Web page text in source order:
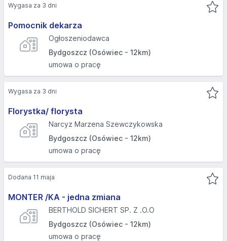
Pomocnik dekarza
Ogłoszeniodawca
Bydgoszcz (Osówiec - 12km)
umowa o pracę
Wygasa za 3 dni
Florystka/ florysta
Narcyz Marzena Szewczykowska
Bydgoszcz (Osówiec - 12km)
umowa o pracę
Wygasa za 3 dni
MONTER /KA - jedna zmiana
BERTHOLD SICHERT SP. Z .O.O
Bydgoszcz (Osówiec - 12km)
umowa o pracę
Dodana 11 maja